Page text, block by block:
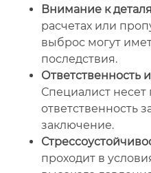
Внимание к
расчетах или
выброс могут
последствия.
Ответственность
Специалист
ответственность
заключение.
проходит в